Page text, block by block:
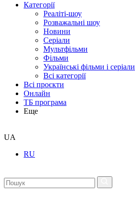
Категорії
Реаліті-шоу
Розважальні шоу
Новини
Серіали
Мультфільми
Фільми
Українські фільми і серіали
Всі категорії
Всі проєкти
Онлайн
ТБ програма
Еще
UA
RU